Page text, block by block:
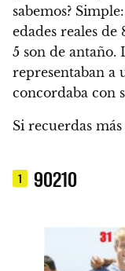
sabemos?
edades reales de
5 son de antaño.
representaban a
concordaba con
Si recuerdas más
1 90210